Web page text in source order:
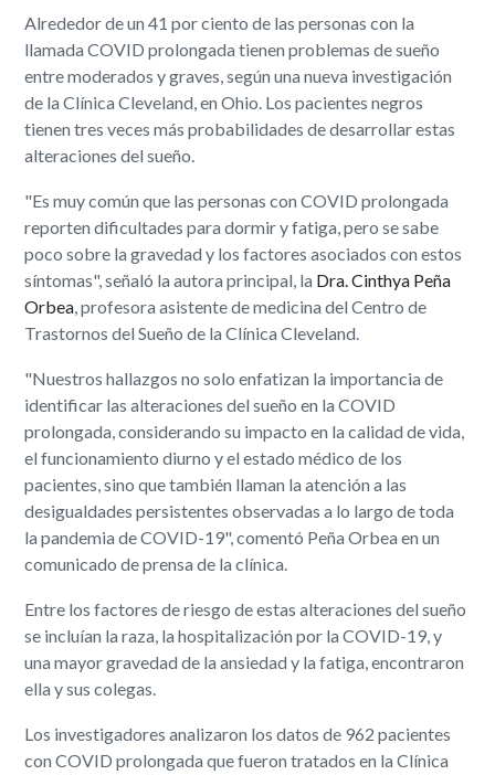
Alrededor de un 41 por ciento de las personas con la
llamada COVID prolongada tienen problemas de sueño
entre moderados y graves, según una nueva investigación
de la Clínica Cleveland, en Ohio. Los pacientes negros
tienen tres veces más probabilidades de desarrollar estas
alteraciones del sueño.
"Es muy común que las personas con COVID prolongada
reporten dificultades para dormir y fatiga, pero se sabe
poco sobre la gravedad y los factores asociados con estos
síntomas", señaló la autora principal, la Dra. Cinthya Peña
Orbea, profesora asistente de medicina del Centro de
Trastornos del Sueño de la Clínica Cleveland.
"Nuestros hallazgos no solo enfatizan la importancia de
identificar las alteraciones del sueño en la COVID
prolongada, considerando su impacto en la calidad de vida,
el funcionamiento diurno y el estado médico de los
pacientes, sino que también llaman la atención a las
desigualdades persistentes observadas a lo largo de toda
la pandemia de COVID-19", comentó Peña Orbea en un
comunicado de prensa de la clínica.
Entre los factores de riesgo de estas alteraciones del sueño
se incluían la raza, la hospitalización por la COVID-19, y
una mayor gravedad de la ansiedad y la fatiga, encontraron
ella y sus colegas.
Los investigadores analizaron los datos de 962 pacientes
con COVID prolongada que fueron tratados en la Clínica